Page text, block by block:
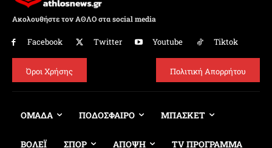
Ακολουθήστε τον ΑΘΛΟ στα social media
Facebook Twitter Youtube Tiktok
Όροι Χρήσης Πολιτική Απορρήτου
ΟΜΑΔΑ ΠΟΔΟΣΦΑΙΡΟ ΜΠΑΣΚΕΤ
ΒΟΛΕΪ ΣΠΟΡ ΑΠΟΨΗ TV ΠΡΟΓΡΑΜΜΑ